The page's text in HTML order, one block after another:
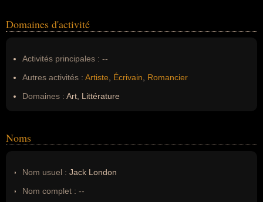
Domaines d'activité
Activités principales : --
Autres activités : Artiste Écrivain
Romancier
Domaines : Art, Littérature
Noms
Nom usuel : Jack London
Nom complet : --